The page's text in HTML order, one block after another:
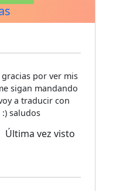
por ver mis
sigan mandando
a traducir con
saludos
Última vez visto